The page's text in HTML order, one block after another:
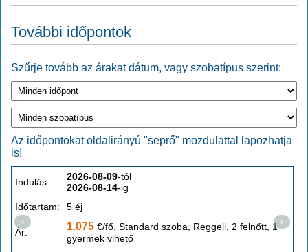
További időpontok
Szűrje tovább az árakat dátum, vagy szobatípus szerint:
Az időpontokat oldalirányú "seprő" mozdulattal lapozhatja
is!
Indulás: 2026-08-09-tól
2026-08-14-ig
Időtartam:
5 éj
Ár: 1.075 €/fő, Standard szoba, Reggeli, 2 felnőtt, 1
gyermek vihető
‹ ›